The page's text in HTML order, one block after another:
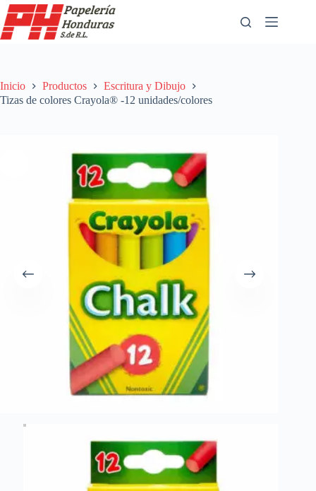
Saltar
al
contenido
Inicio Productos
Escritura y Dibujo
Tizas de colores Crayola® -12 unidades/colores